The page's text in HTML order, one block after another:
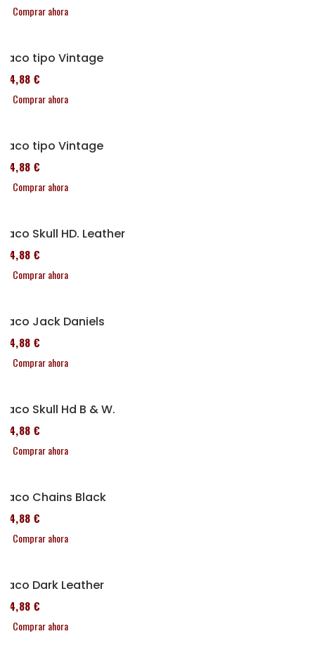
Comprar ahora
Taco tipo Vintage
114,88 €
Comprar ahora
Taco tipo Vintage
114,88 €
Comprar ahora
Taco Skull HD. Leather
114,88 €
Comprar ahora
Taco Jack Daniels
114,88 €
Comprar ahora
Taco Skull Hd B & W.
114,88 €
Comprar ahora
Taco Chains Black
114,88 €
Comprar ahora
Taco Dark Leather
114,88 €
Comprar ahora